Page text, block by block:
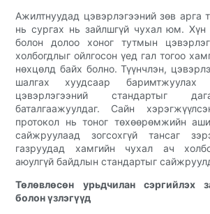
Ажилтнуудад цэвэрлэгээний зөв арга
нь сургах нь зайлшгүй чухал юм.
болон долоо хоног тутмын
холбогдлыг ойлгосон үед гал тогоо
нөхцөлд байх болно. Түүнчлэн,
шалгах хуудсаар баримтжуулах
цэвэрлэгээний стандартыг
баталгаажуулдаг. Сайн
протокол нь тоног төхөөрөмжийн
сайжруулаад зогсохгүй тансаг
газруудад хамгийн чухал ач
аюулгүй байдлын стандартыг
Төлөвлөсөн урьдчилан сэргийлэх
болон үзлэгүүд